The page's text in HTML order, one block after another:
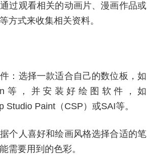
过观看相关的动画片、漫画作品或
方式来收集相关资料。
：选择一款适合自己的数位板，如
等，并安装好绘图软件，如
Studio Paint（CSP）或SAI等。
个人喜好和绘画风格选择合适的笔
需要用到的色彩。